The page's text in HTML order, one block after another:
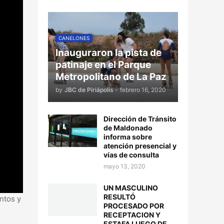
y
CANELONES
Inauguraron la pista de
patinaje en el Parque
Metropolitano de La Paz
by JBC de Piriápolis - febrero 16, 2020
Dirección de Tránsito
de Maldonado
informa sobre
atención presencial y
vías de consulta
mayo 13, 2020
UN MASCULINO
RESULTÓ
PROCESADO POR
RECEPTACION Y